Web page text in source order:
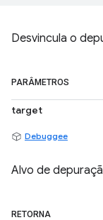
Desvincula o
PARÂMETROS
target
Debuggee
Alvo de
RETORNA